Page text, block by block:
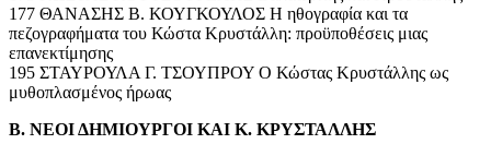
177 ΘΑΝΑΣΗΣ Β. ΚΟΥΓΚΟΥΛΟΣ Η ηθογραφία και τα
πεζογραφήματα του Κώστα Κρυστάλλη: προϋποθέσεις μιας
επανεκτίμησης
195 ΣΤΑΥΡΟΥΛΑ Γ. ΤΣΟΥΠΡΟΥ Ο Κώστας Κρυστάλλης ως
μυθοπλασμένος ήρωας
Β. ΝΕΟΙ ΔΗΜΙΟΥΡΓΟΙ ΚΑΙ Κ. ΚΡΥΣΤΑΛΛΗΣ